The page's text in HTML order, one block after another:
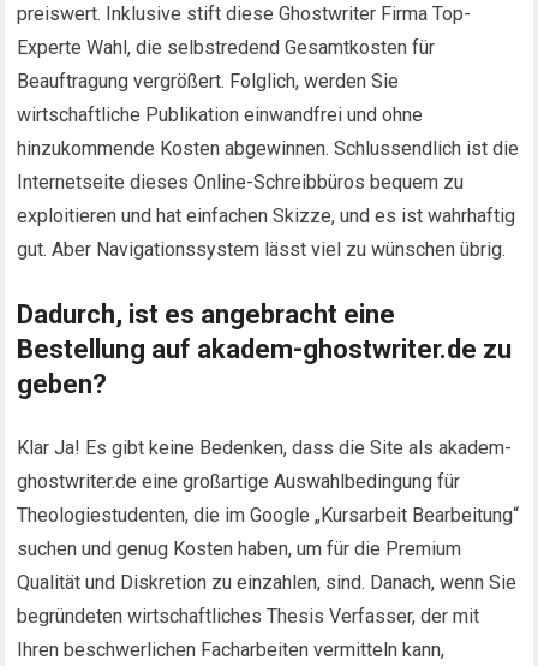
preiswert. Inklusive stift diese Ghostwriter Firma Top-
Experte Wahl, die selbstredend Gesamtkosten für
Beauftragung vergrößert. Folglich, werden Sie
wirtschaftliche Publikation einwandfrei und ohne
hinzukommende Kosten abgewinnen. Schlussendlich ist die
Internetseite dieses Online-Schreibbüros bequem zu
exploitieren und hat einfachen Skizze, und es ist wahrhaftig
gut. Aber Navigationssystem lässt viel zu wünschen übrig.
Dadurch, ist es angebracht eine
Bestellung auf akadem-ghostwriter.de zu
geben?
Klar Ja! Es gibt keine Bedenken, dass die Site als akadem-
ghostwriter.de eine großartige Auswahlbedingung für
Theologiestudenten, die im Google „Kursarbeit Bearbeitung“
suchen und genug Kosten haben, um für die Premium
Qualität und Diskretion zu einzahlen, sind. Danach, wenn Sie
begründeten wirtschaftliches Thesis Verfasser, der mit
Ihren beschwerlichen Facharbeiten vermitteln kann,